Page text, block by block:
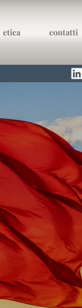
etica contatti